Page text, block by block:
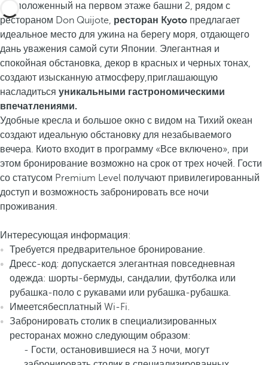
Расположенный на первом этаже башни 2, рядом с
рестораном Don Quijote, ресторан Kyoto предлагает
идеальное место для ужина на берегу моря, отдающего
дань уважения самой сути Японии. Элегантная и
спокойная обстановка, декор в красных и черных тонах,
создают изысканную атмосферу,приглашающую
насладиться уникальными гастрономическими
впечатлениями.
Удобные кресла и большое окно с видом на Тихий океан
создают идеальную обстановку для незабываемого
вечера. Киото входит в программу «Все включено», при
этом бронирование возможно на срок от трех ночей. Гости
со статусом Premium Level получают привилегированный
доступ и возможность забронировать все ночи
проживания.
Интересующая информация:
Требуется предварительное бронирование.
Дресс-код: допускается элегантная повседневная
одежда: шорты-бермуды, сандалии, футболка или
рубашка-поло с рукавами или рубашка-рубашка.
Имеетсябесплатный Wi-Fi.
Забронировать столик в специализированных
ресторанах можно следующим образом:
- Гости, остановившиеся на 3 ночи, могут